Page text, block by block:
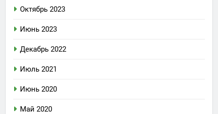
Октябрь 2023
Июнь 2023
Декабрь 2022
Июль 2021
Июнь 2020
Май 2020